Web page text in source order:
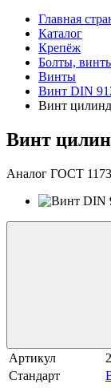
Главная
Каталог
Крепёж
Болты,
Винты
Винт DIN
Винт
Винт
Аналог ГОСТ
Артикул
Стандарт